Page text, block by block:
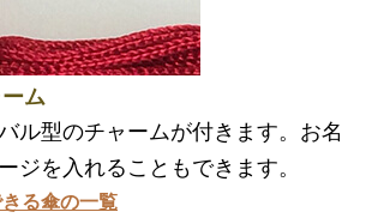
ム
ル型のチャームが付きます。お名
ジを入れることもできます。
る傘の一覧